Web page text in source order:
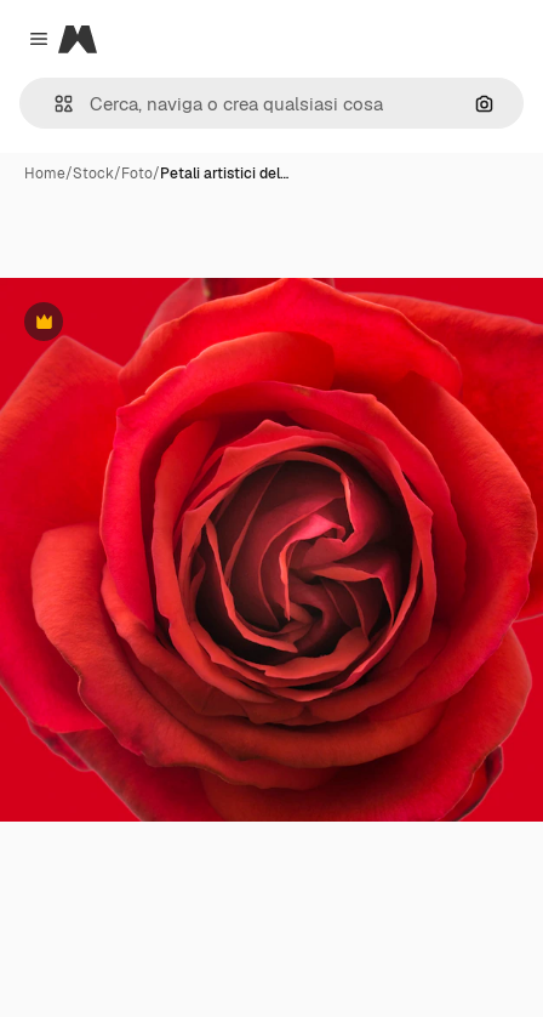
Close menu
Magnific
Cerca
Home/Stock/Foto/Petali artistici del…
Premium